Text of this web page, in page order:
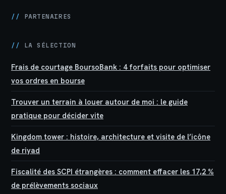
// PARTENAIRES
// LA SÉLECTION
Frais de courtage BoursoBank : 4 forfaits pour optimiser
vos ordres en bourse
Trouver un terrain à louer autour de moi : le guide
pratique pour décider vite
Kingdom tower : histoire, architecture et visite de l’icône
de riyad
Fiscalité des SCPI étrangères : comment effacer les 17,2 %
de prélèvements sociaux